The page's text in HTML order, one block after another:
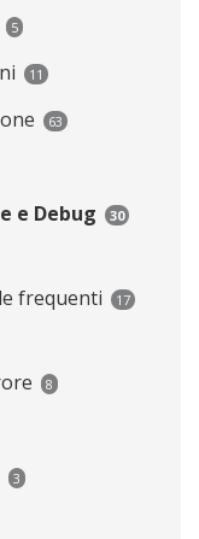
5
11
63
e Debug 30
frequenti 17
8
3